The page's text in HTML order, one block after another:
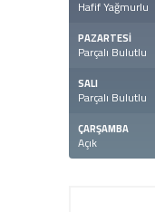
Hafif Yağmurlu
PAZARTESI
Parçalı Bulutlu
SALI
Parçalı Bulutlu
ÇARŞAMBA
Açık